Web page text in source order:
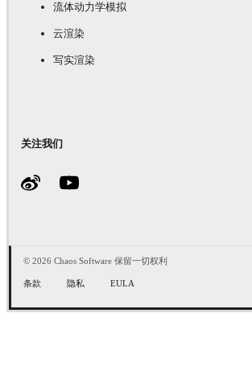
流体动力学模拟
云渲染
写实渲染
关注我们
© 2026 Chaos Software 保留一切权利
条款 隐私 EULA